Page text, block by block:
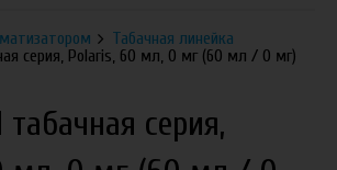
Табачная линейка
серия, Polaris, 60 мл, 0 мг (60 мл / 0 мг)
серия,